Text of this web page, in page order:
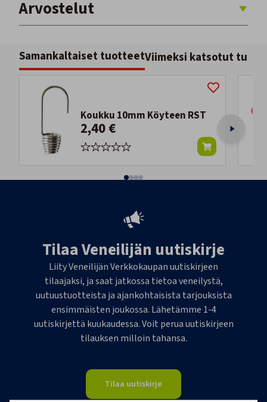
Arvostelut
Samankaltaiset tuotteetViimeksi katsotut
Koukku 10mm Köyteen RST
2,40 €
Tilaa Veneilijän uutiskirje
Liity Veneilijän Verkkokaupan uutiskirjeen
tilaajaksi, ja saat jatkossa tietoa veneilystä,
uutuustuotteista ja ajankohtaisista tarjouksista
ensimmäisten joukossa. Lähetämme 1-4
uutiskirjettä kuukaudessa. Voit perua uutiskirjeen
tilauksen milloin tahansa.
Tilaa uutiskirje